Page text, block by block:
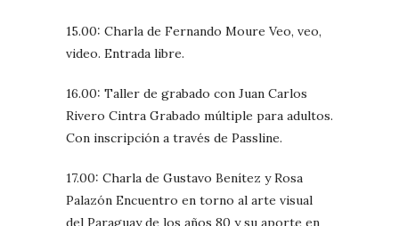
15.00: Charla de Fernando Moure Veo, veo,
video. Entrada libre.
16.00: Taller de grabado con Juan Carlos
Rivero Cintra Grabado múltiple para adultos.
Con inscripción a través de Passline.
17.00: Charla de Gustavo Benítez y Rosa
Palazón Encuentro en torno al arte visual
del Paraguay de los años 80 y su aporte en